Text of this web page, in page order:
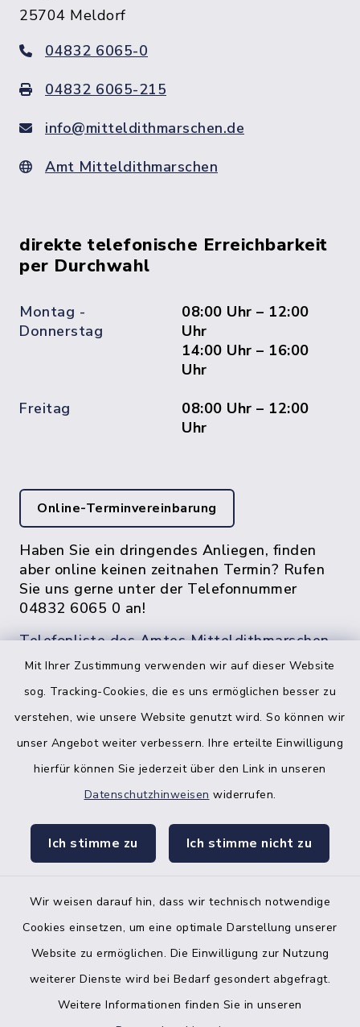
Mit Ihrer Zustimmung verwenden wir auf dieser Website
sog. Tracking-Cookies, die es uns ermöglichen besser zu
verstehen, wie unsere Website genutzt wird. So können wir
unser Angebot weiter verbessern. Ihre erteilte Einwilligung
hierfür können Sie jederzeit über den Link in unseren
Datenschutzhinweisen widerrufen.
Ich stimme zu Ich stimme nicht zu
Wir weisen darauf hin, dass wir technisch notwendige
Cookies einsetzen, um eine optimale Darstellung unserer
Website zu ermöglichen. Die Einwilligung zur Nutzung
weiterer Dienste wird bei Bedarf gesondert abgefragt.
Weitere Informationen finden Sie in unseren
25704 Meldorf
04832 6065-0
04832 6065-215
info@mitteldithmarschen.de
Amt Mitteldithmarschen
direkte telefonische Erreichbarkeit
per Durchwahl
Montag -
Donnerstag
08:00 Uhr – 12:00
Uhr
14:00 Uhr – 16:00
Uhr
Freitag
08:00 Uhr – 12:00
Uhr
Online-Terminvereinbarung
Haben Sie ein dringendes Anliegen, finden
aber online keinen zeitnahen Termin? Rufen
Sie uns gerne unter der Telefonnummer
04832 6065 0 an!
Telefonliste des Amtes Mitteldithmarschen
facebook
Bankverbindung der Amtskasse
Barrierefreiheit